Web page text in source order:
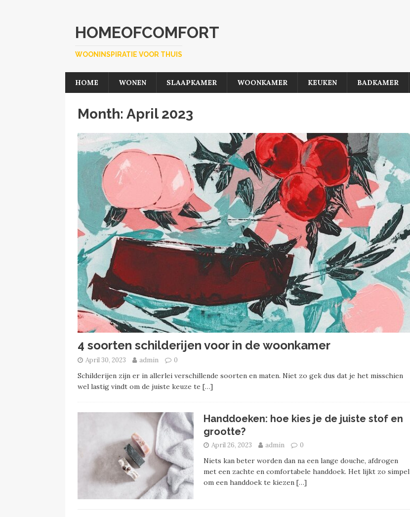
HOMEOFCOMFORT
WOONINSPIRATIE VOOR THUIS
HOME WONEN SLAAPKAMER WOONKAMER KEUKEN BADKAMER
Month: April 2023
4 soorten schilderijen voor in de woonkamer
April 30, 2023 admin 0
Schilderijen zijn er in allerlei verschillende soorten en maten. Niet zo gek dus dat je het misschien
wel lastig vindt om de juiste keuze te […]
Handdoeken: hoe kies je de juiste stof en
grootte?
April 26, 2023 admin 0
Niets kan beter worden dan na een lange douche, afdrogen
met een zachte en comfortabele handdoek. Het lijkt zo simpel
om een handdoek te kiezen […]